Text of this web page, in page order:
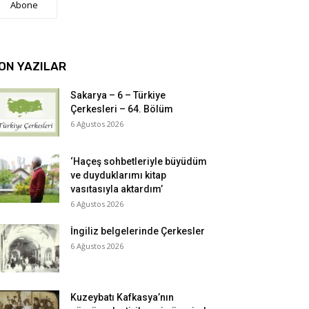
Abone
YAZILAR
Sakarya – 6 – Türkiye
Çerkesleri – 64. Bölüm
6 Ağustos 2026
‘Haçeş sohbetleriyle büyüdüm
ve duyduklarımı kitap
vasıtasıyla aktardım’
6 Ağustos 2026
İngiliz belgelerinde Çerkesler
6 Ağustos 2026
Kuzeybatı Kafkasya’nın